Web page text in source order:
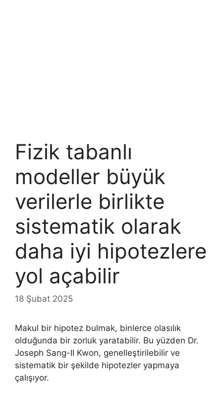
Fizik tabanlı
modeller büyük
verilerle birlikte
sistematik olarak
daha iyi hipotezlere
yol açabilir
18 Şubat 2025
Makul bir hipotez bulmak, binlerce olasılık
olduğunda bir zorluk yaratabilir. Bu yüzden Dr.
Joseph Sang-II Kwon, genelleştirilebilir ve
sistematik bir şekilde hipotezler yapmaya
çalışıyor.